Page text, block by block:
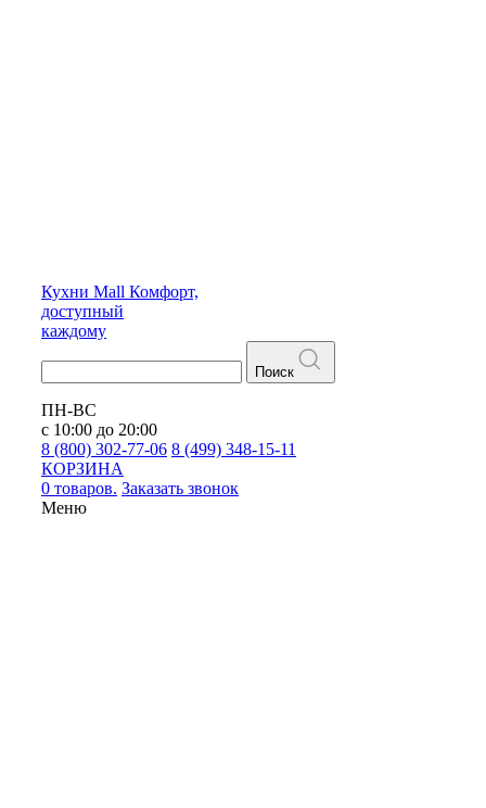
Кухни Mall Комфорт,
доступный
каждому
Поиск
ПН-ВС
с 10:00 до 20:00
8 (800) 302-77-06 8 (499) 348-15-11
КОРЗИНА
0 товаров. Заказать звонок
Меню